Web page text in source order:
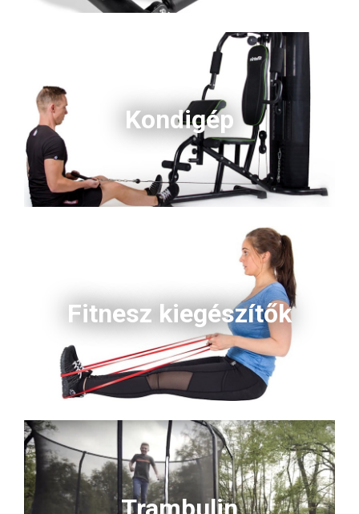
Kondigép
Fitnesz kiegészítők